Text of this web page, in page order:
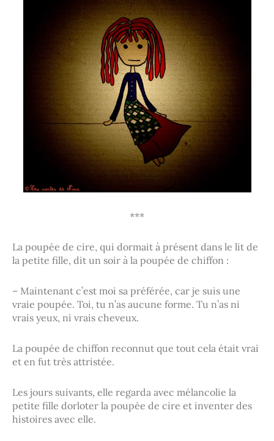
***
La poupée de cire, qui dormait à présent dans le lit de
la petite fille, dit un soir à la poupée de chiffon :
– Maintenant c’est moi sa préférée, car je suis une
vraie poupée. Toi, tu n’as aucune forme. Tu n’as ni
vrais yeux, ni vrais cheveux.
La poupée de chiffon reconnut que tout cela était vrai
et en fut très attristée.
Les jours suivants, elle regarda avec mélancolie la
petite fille dorloter la poupée de cire et inventer des
histoires avec elle.